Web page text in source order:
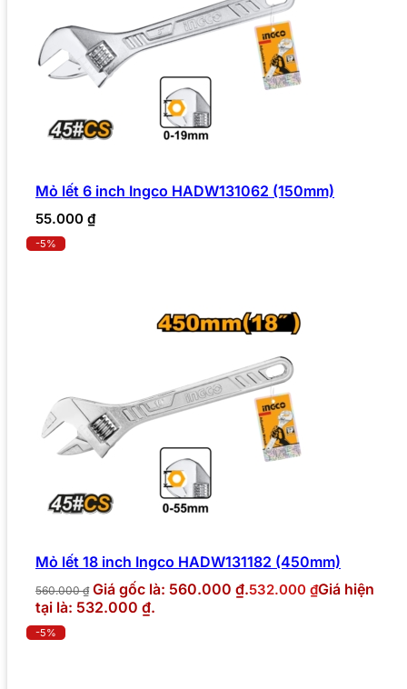
Mỏ lết 6 inch Ingco HADW131062 (150mm)
55.000 ₫
-5%
Mỏ lết 18 inch Ingco HADW131182 (450mm)
560.000₫ Giá gốc là: 560.000 ₫.532.000 ₫Giá hiện
tại là: 532.000 ₫.
-5%